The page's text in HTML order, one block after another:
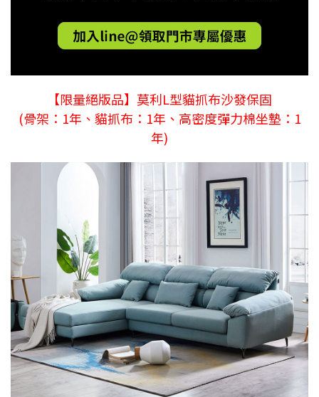
【限量絕版品】莫利L型貓抓布沙發保固
(骨架：1年、貓抓布：1年、高密度彈力棉坐墊：1
年)